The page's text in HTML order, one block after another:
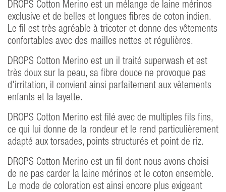
DROPS Cotton Merino est un mélange de laine mérinos
exclusive et de belles et longues fibres de coton indien.
Le fil est très agréable à tricoter et donne des vêtements
confortables avec des mailles nettes et régulières.
DROPS Cotton Merino est un il traité superwash et est
très doux sur la peau, sa fibre douce ne provoque pas
d'irritation, il convient ainsi parfaitement aux vêtements
enfants et la layette.
DROPS Cotton Merino est filé avec de multiples fils fins,
ce qui lui donne de la rondeur et le rend particulièrement
adapté aux torsades, points structurés et point de riz.
DROPS Cotton Merino est un fil dont nous avons choisi
de ne pas carder la laine mérinos et le coton ensemble.
Le mode de coloration est ainsi encore plus exigeant